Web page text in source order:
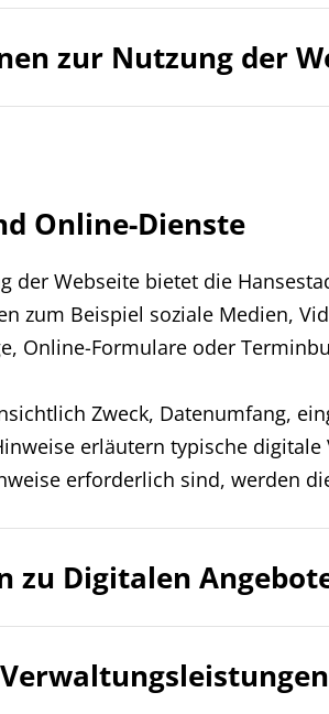
zur Nutzung der
Online-Dienste
der Webseite bietet die
zum Beispiel soziale Medien,
Online-Formulare oder
Zweck, Datenumfang,
erläutern typische
erforderlich sind, werden
Digitalen